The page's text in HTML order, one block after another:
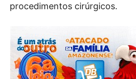
procedimentos cirúrgicos.